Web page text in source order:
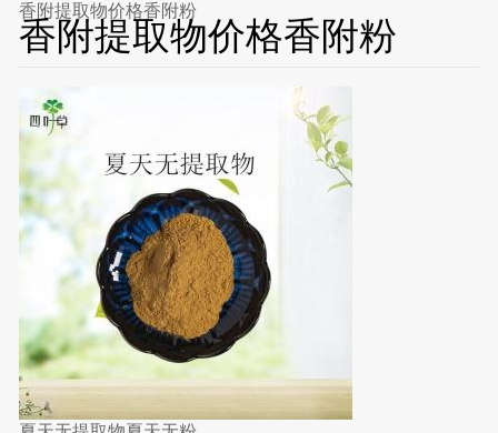
香附提取物价格香附粉
香附提取物价格香附粉